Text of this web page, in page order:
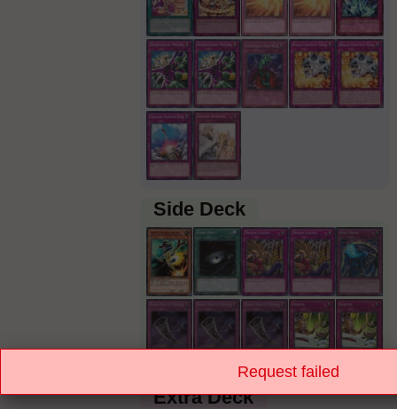
Side Deck
Extra Deck
Request failed